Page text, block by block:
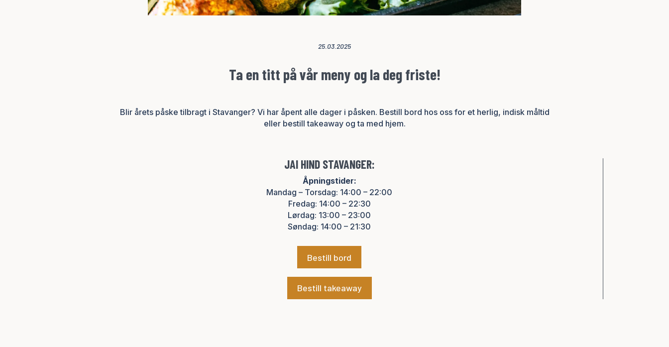
25.03.2025
Ta en titt på vår meny og la deg friste!
Blir årets påske tilbragt i Stavanger? Vi har åpent alle dager i påsken. Bestill bord hos ossfor et herlig, indisk måltid
eller bestill takeaway og ta med hjem.
JAI HIND STAVANGER:
Åpningstider:
Mandag – Torsdag: 14:00 – 22:00
Fredag: 14:00 – 22:30
Lørdag: 13:00 – 23:00
Søndag: 14:00 – 21:30
Bestill bord
Bestill takeaway